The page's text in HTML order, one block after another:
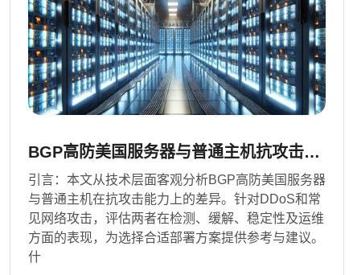
BGP高防美国服务器与普通主机抗攻击能
力对比分析报告
引言：本文从技术层面客观分析BGP高防美国服务器
与普通主机在抗攻击能力上的差异。针对DDoS和常
见网络攻击，评估两者在检测、缓解、稳定性及运维
方面的表现，为选择合适部署方案提供参考与建议。
什